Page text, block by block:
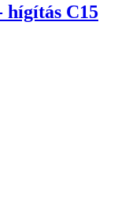
hígítás C15